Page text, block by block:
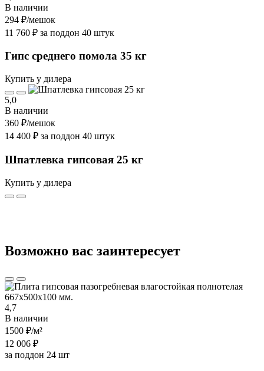
В наличии
294 ₽/мешок
11 760 ₽ за поддон 40 штук
Гипс среднего помола 35 кг
Купить у дилера
5,0
В наличии
360 ₽/мешок
14 400 ₽ за поддон 40 штук
Шпатлевка гипсовая 25 кг
Купить у дилера
Возможно вас заинтересует
4,7
В наличии
1500 ₽/м²
12 006 ₽
за поддон 24 шт